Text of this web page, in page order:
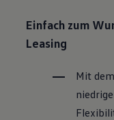
Einfach zum
Leasing
Mit